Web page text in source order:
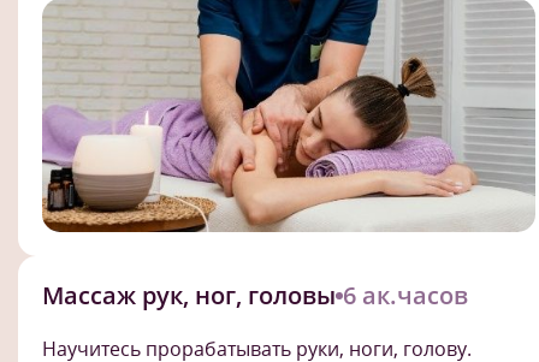
Массаж рук, ног, головы 6 ак.часов
Научитесь прорабатывать руки, ноги, голову.